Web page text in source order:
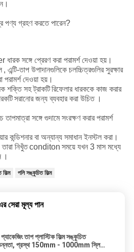
পণ্য গ্রহণ করতে পারেন?
সঙ্গে প্রেরণ করা পরামর্শ দেওয়া হয়।
, এন্টি-তাপ উপাদানগুলিকে চলচ্চিত্রগুলির সুরক্ষার
পরামর্শ দেওয়া হয়।
শক্তি সহ ট্রাকটিরিফেলার ধারককে কাজ করার
সরানোর জন্য ব্যবহার করা উচিত ।
সঙ্গে গুদামে সংরক্ষণ করার পরামর্শ
কন্ডিশনার বা অন্যান্য সমাধান ইনস্টল করা।
তারা নিখুঁতconditon সময়ে যখন 3 মাস মধ্যে
।
পলি সঙ্কুচিত ফিল্ম
সেরা মূল্য পান
তাপ প্লাস্টিক ফিল্ম সঙ্কুচিত
প্রস্থ 150mm - 1000mm স্লিভ